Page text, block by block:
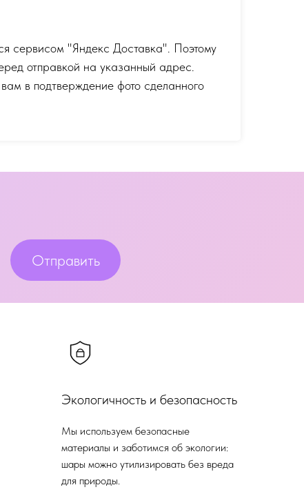
сервисом "Яндекс Доставка". Поэтому
отправкой на указанный адрес.
в подтверждение фото сделанного
Отправить
Экологичность и безопасность
Мы используем безопасные
материалы и заботимся об экологии:
шары можно утилизировать без вреда
для природы.